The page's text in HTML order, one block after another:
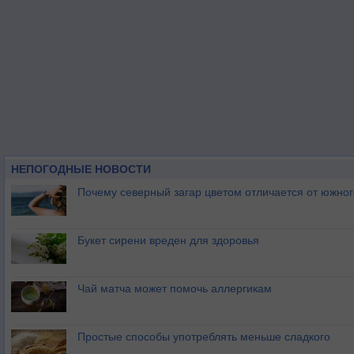
НЕПОГОДНЫЕ НОВОСТИ
Почему северный загар цветом отличается от
Букет сирени вреден для здоровья
Чай матча может помочь аллергикам
Простые способы употреблять меньше сладкого